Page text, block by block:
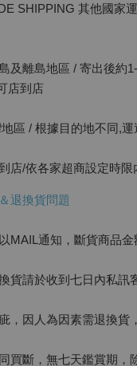
SHIPPING 其他國家
及離島地區 / 寄出後約
店到店
區 / 根據目的地不同,
店/依各家超商設定時限
退換貨問題
MAIL通知，斷貨商品
貨請於收到七日內私訊
，因人為因素需退換貨
買斷，無七天鑑賞期，